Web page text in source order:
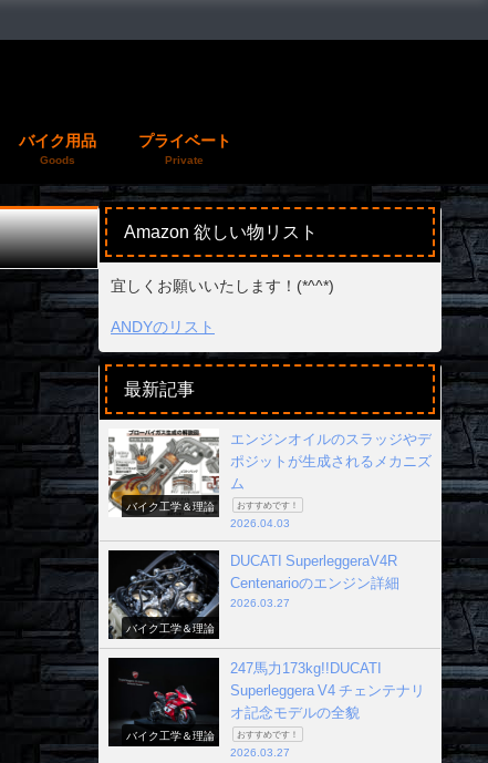
バイク用品
Goods
プライベート
Private
Amazon 欲しい物リスト
宜しくお願いいたします！(*^^*)
ANDYのリスト
最新記事
バイク工学＆理論
エンジンオイルのスラッジやデ
ポジットが生成されるメカニズ
ム
おすすめです！
2026.04.03
バイク工学＆理論
DUCATI SuperleggeraV4R
Centenarioのエンジン詳細
2026.03.27
バイク工学＆理論
247馬力173kg!!DUCATI
Superleggera V4 チェンテナリ
オ記念モデルの全貌
おすすめです！
2026.03.27